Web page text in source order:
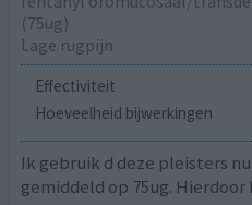
(75ug)
Lage rugpijn
Effectiviteit
Hoeveelheid bijwerkingen
Ik gebruik d deze pleisters nu
gemiddeld op 75ug. Hierdoor